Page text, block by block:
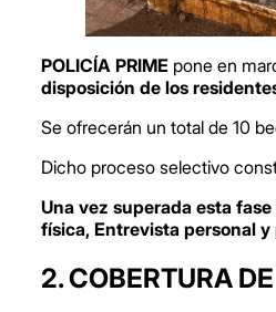
POLICÍA PRIME pone en
disposición de los
Se ofrecerán un total de 10
Dicho proceso selectivo
Una vez superada esta
física, Entrevista personal
2.COBERTURA